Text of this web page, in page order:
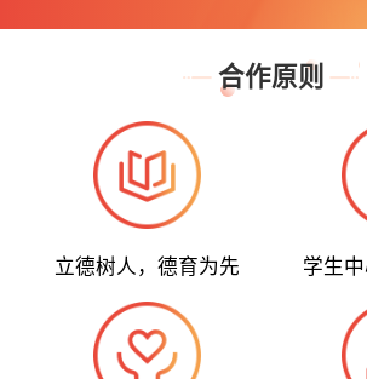
合作原则
立德树人，德育为先 学生